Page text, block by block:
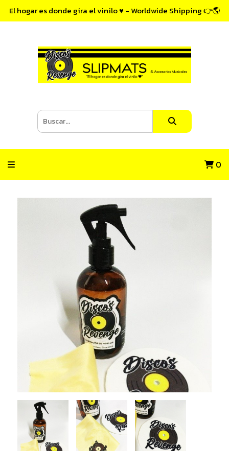
El hogar es donde gira el vinilo ♥ - Worldwide Shipping 👉🌎
0